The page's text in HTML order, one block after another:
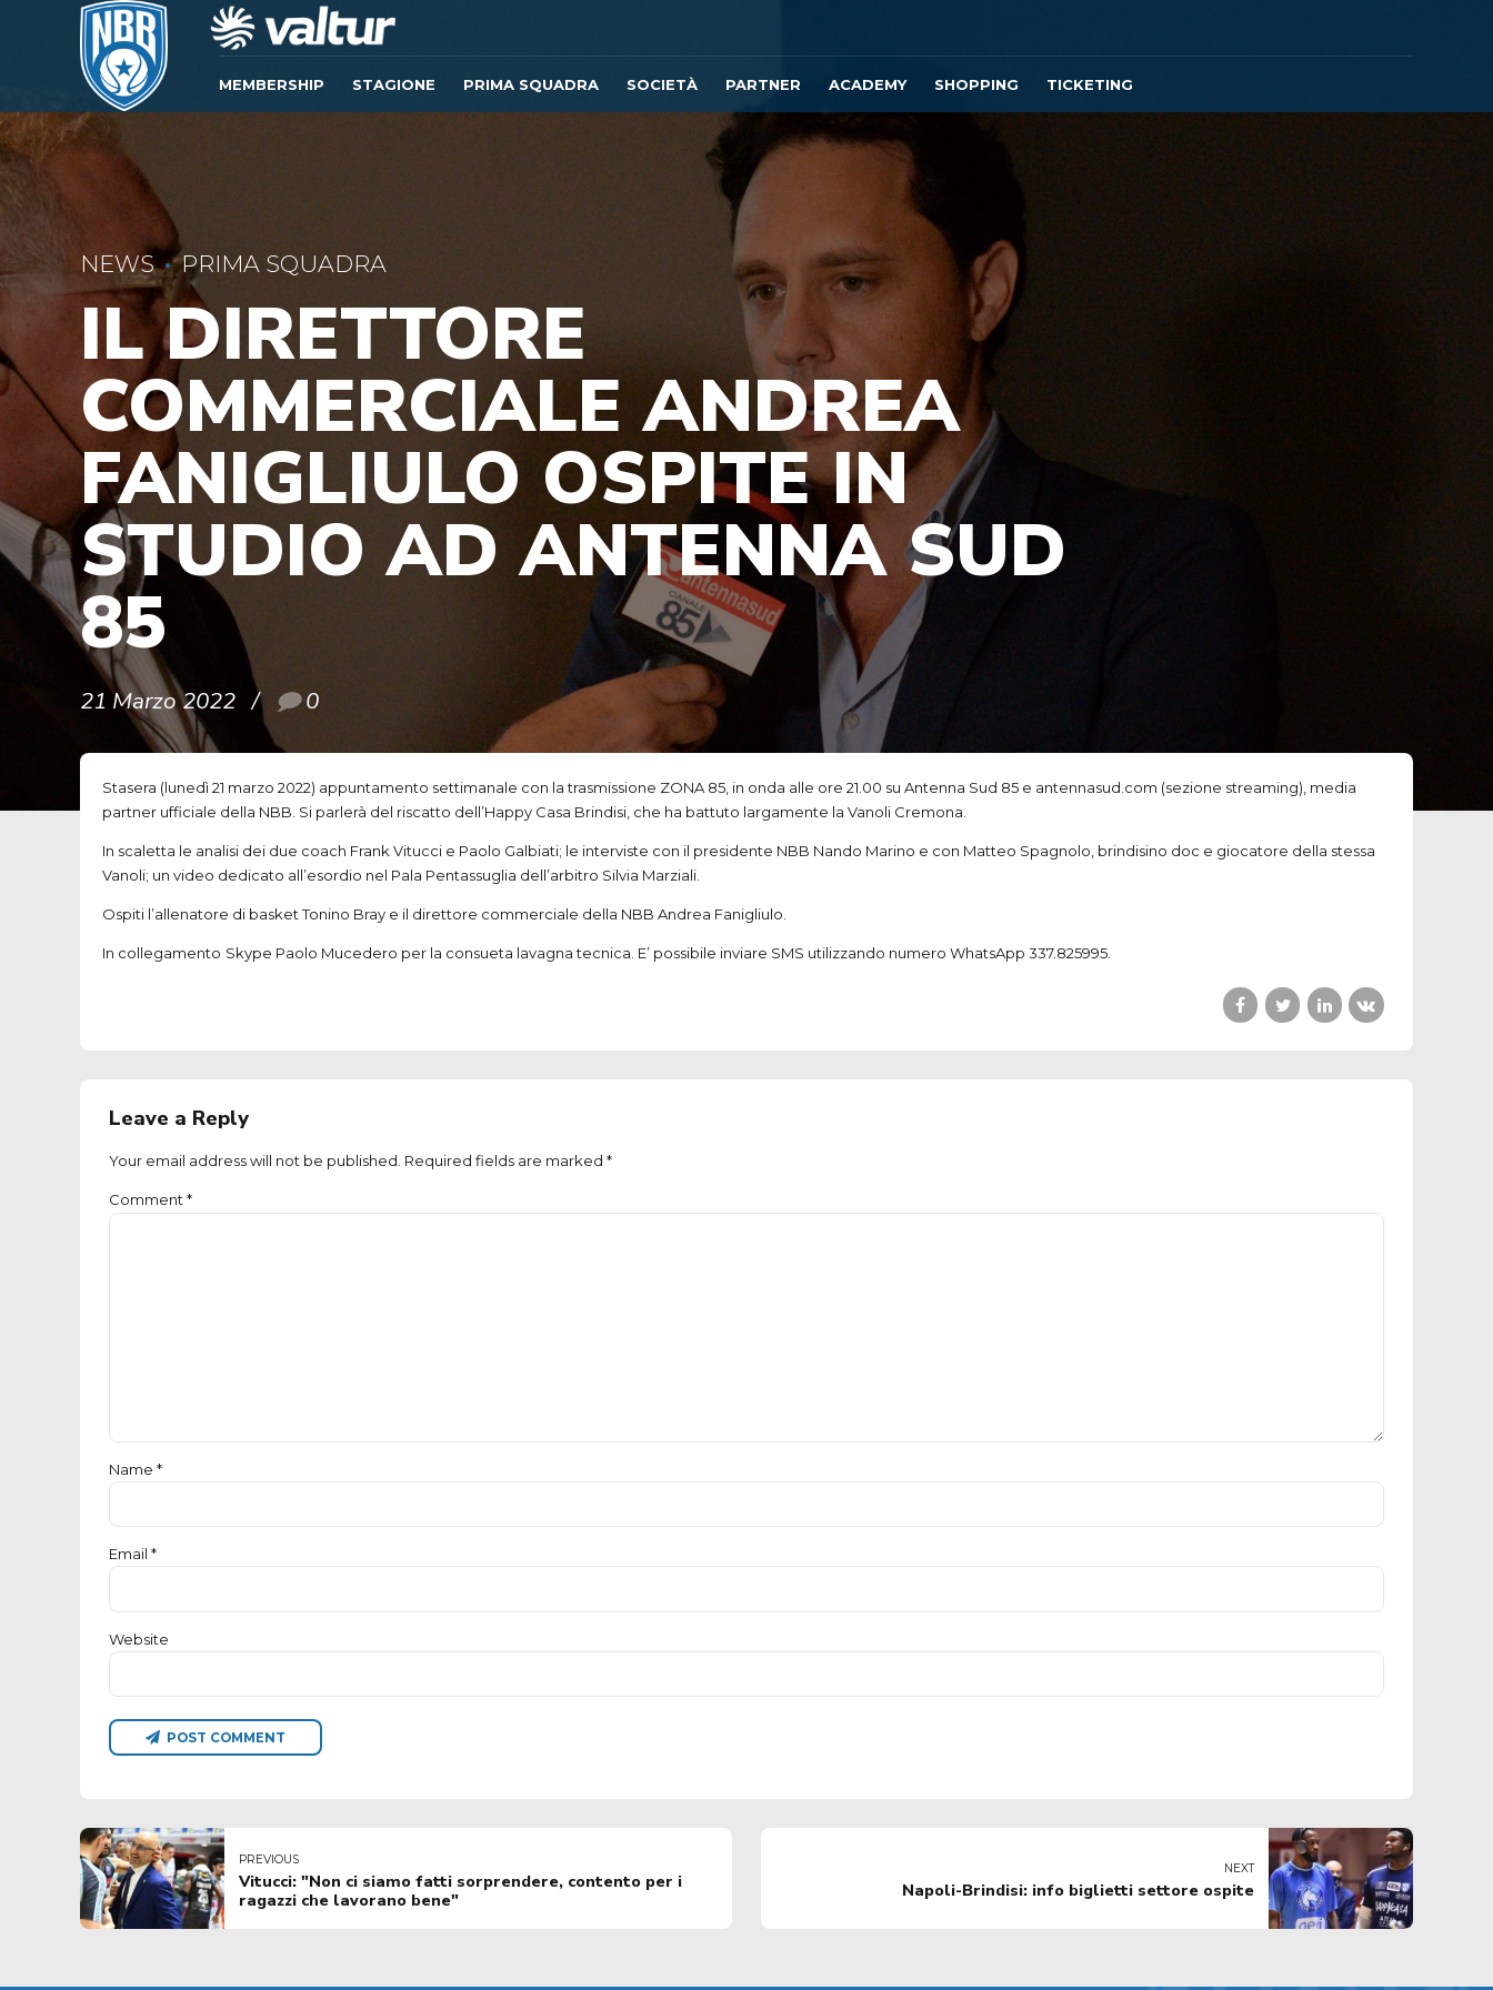
MEMBERSHIP STAGIONE PRIMA SQUADRA SOCIETÀ PARTNER ACADEMY SHOPPING TICKETING
NEWS PRIMA SQUADRA
IL DIRETTORE
COMMERCIALE ANDREA
FANIGLIULO OSPITE IN
STUDIO AD ANTENNA SUD
85
21 Marzo 2022 0
Stasera (lunedì 21 marzo 2022) appuntamento settimanale con la trasmissione ZONA 85, in onda alle ore 21.00 su Antenna Sud 85 e antennasud.com (sezione streaming), media
partner ufficiale della NBB. Si parlerà del riscatto dell’Happy Casa Brindisi, che ha battuto largamente la Vanoli Cremona.
In scaletta le analisi dei due coach Frank Vitucci e Paolo Galbiati; le interviste con il presidente NBB Nando Marino e con Matteo Spagnolo, brindisino doc e giocatore della stessa
Vanoli; un video dedicato all’esordio nel Pala Pentassuglia dell’arbitro Silvia Marziali.
Ospiti l’allenatore di basket Tonino Bray e il direttore commerciale della NBB Andrea Fanigliulo.
In collegamento Skype Paolo Mucedero per la consueta lavagna tecnica. E’ possibile inviare SMS utilizzando numero WhatsApp 337.825995.
Leave a Reply
Your email address will not be published. Required fields are marked *
Comment *
Name *
Email *
Website
POST COMMENT
PREVIOUS
Vitucci: "Non ci siamo fatti sorprendere, contento per i
ragazzi che lavorano bene"
NEXT
Napoli-Brindisi: info biglietti settore ospite